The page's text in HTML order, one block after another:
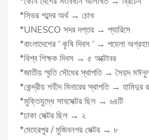
*সিডর শব্দের অর্থ → চোখ
*UNESCO সদর দপ্তর → প্যারিসে
*বাংলাদেশের ' কৃষি দিবস ' → পহেলা
*বিশ্ব শিক্ষক দিবস → ৫ অক্টোবর
*জাতীয় স্মৃতি সৌধের স্থাপতি → সৈয়দ
*কেন্দ্রীয় শহীদ মিনারের স্থাপতি → হামিদুর
*মুক্তিযুদ্ধে সাবসেক্টর ছিল → ৬৪টি
*ঢাকা সেক্টর ছিল → ২
*মেহেরপুর / মুজিবনগর সেক্টর → ৮